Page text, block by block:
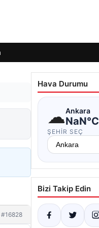
#16828
Hava Durumu
☁Ankara
NaN°C
ŞEHIR SEÇ
Bizi Takip Edin